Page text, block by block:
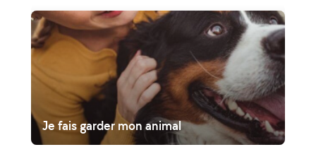
Je fais garder mon animal